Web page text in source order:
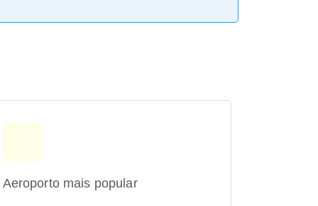
Aeroporto mais popular